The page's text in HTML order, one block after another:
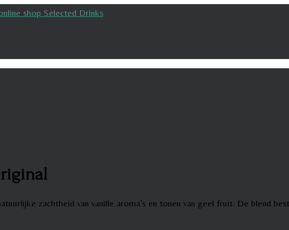
zachtheid van vanille aroma’s en tonen van geel fruit. De blend